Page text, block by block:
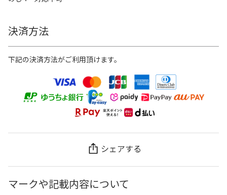
決済方法
下記の決済方法がご利用頂けます。
シェアする
マークや記載内容について